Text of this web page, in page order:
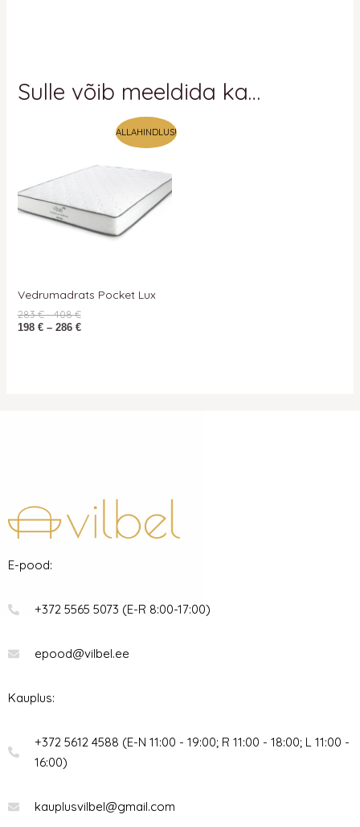
Sulle võib meeldida ka…
ALLAHINDLUS!
Vedrumadrats Pocket Lux
283€–408€
Hinnavahemik:
408 €
198 € – 286 €
Hinnavahemik:
286 €
E-pood:
+372 5565 5073 (E-R 8:00-17:00)
epood@vilbel.ee
Kauplus:
+372 5612 4588 (E-N 11:00 - 19:00; R 11:00 - 18:00; L 11:00 -
16:00)
kauplusvilbel@gmail.com